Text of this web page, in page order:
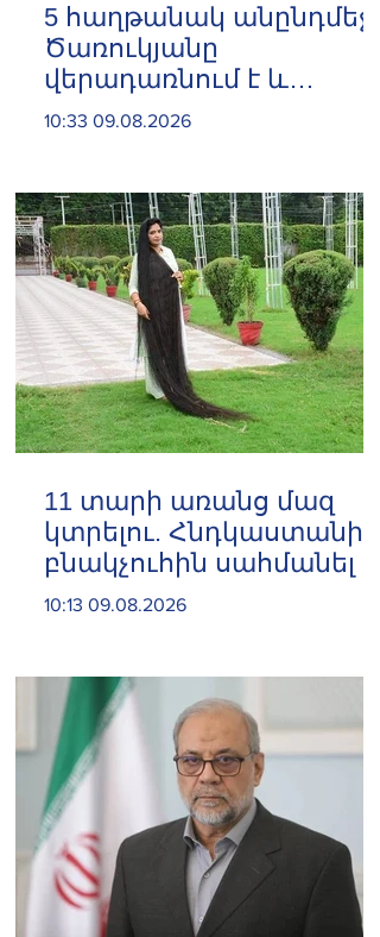
5 հաղթանակ անընդմեջ․
Ծառուկյանը
վերադառնում է և
բացահայտ ֆավորիտ է
10:33 09.08.2026
11 տարի առանց մազ
կտրելու. Հնդկաստանի
բնակչուհին սահմանել է
մազերի երկարության
10:13 09.08.2026